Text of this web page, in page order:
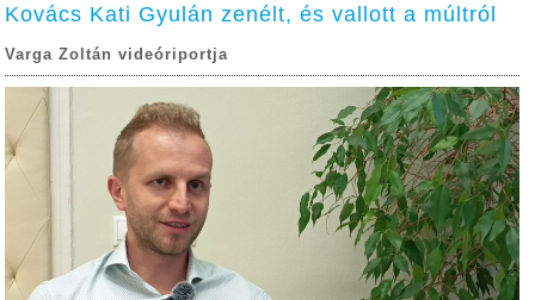
Kovács Kati Gyulán zenélt, és vallott a múltról
Varga Zoltán videóriportja